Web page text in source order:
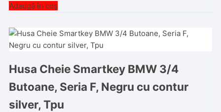
Adaugă în coș
Husa Cheie Smartkey BMW 3/4
Butoane, Seria F, Negru cu contur
silver, Tpu